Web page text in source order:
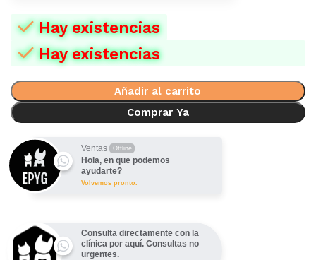
Hay existencias
Hay existencias
Añadir al carrito
Comprar Ya
Ventas Offline
Hola, en que podemos
ayudarte?
Volvemos pronto.
Consulta directamente con la
clínica por aquí. Consultas no
urgentes.